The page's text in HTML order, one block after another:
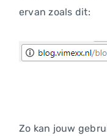
ervan zoals dit:
Zo kan jouw